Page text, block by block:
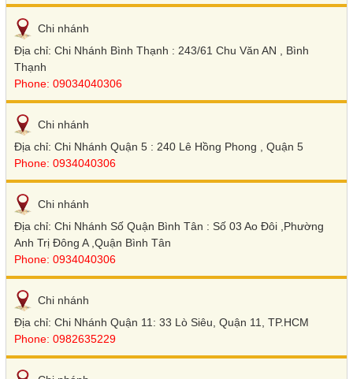
Chi nhánh
Địa chỉ: Chi Nhánh Bình Thạnh : 243/61 Chu Văn AN , Bình
Thạnh
Phone: 09034040306
Chi nhánh
Địa chỉ: Chi Nhánh Quận 5 : 240 Lê Hồng Phong , Quận 5
Phone: 0934040306
Chi nhánh
Địa chỉ: Chi Nhánh Số Quận Bình Tân : Số 03 Ao Đôi ,Phường
Anh Trị Đông A ,Quận Bình Tân
Phone: 0934040306
Chi nhánh
Địa chỉ: Chi Nhánh Quận 11: 33 Lò Siêu, Quận 11, TP.HCM
Phone: 0982635229